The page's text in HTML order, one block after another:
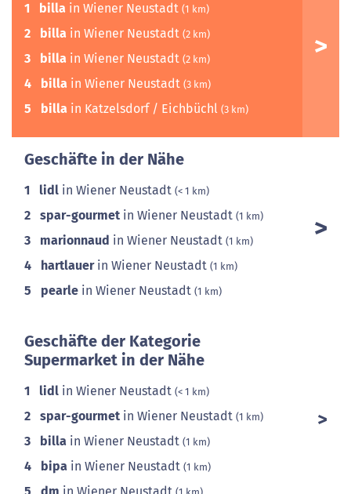
1 billa in Wiener Neustadt (1 km)
2 billa in Wiener Neustadt (2 km)
3 billa in Wiener Neustadt (2 km)
4 billa in Wiener Neustadt (3 km)
5 billa in Katzelsdorf / Eichbüchl (3 km)
Geschäfte in der Nähe
1 lidl in Wiener Neustadt (< 1 km)
2 spar-gourmet in Wiener Neustadt (1 km)
3 marionnaud in Wiener Neustadt (1 km)
4 hartlauerin Wiener Neustadt (1 km)
5 pearle in Wiener Neustadt (1 km)
Geschäfte der Kategorie
Supermarket in der Nähe
1 lidl in Wiener Neustadt (< 1 km)
2 spar-gourmet in Wiener Neustadt (1 km)
3 billa in Wiener Neustadt (1 km)
4 bipa in Wiener Neustadt (1 km)